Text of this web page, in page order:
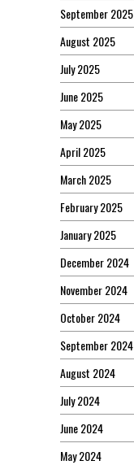
September 2025
August 2025
July 2025
June 2025
May 2025
April 2025
March 2025
February 2025
January 2025
December 2024
November 2024
October 2024
September 2024
August 2024
July 2024
June 2024
May 2024